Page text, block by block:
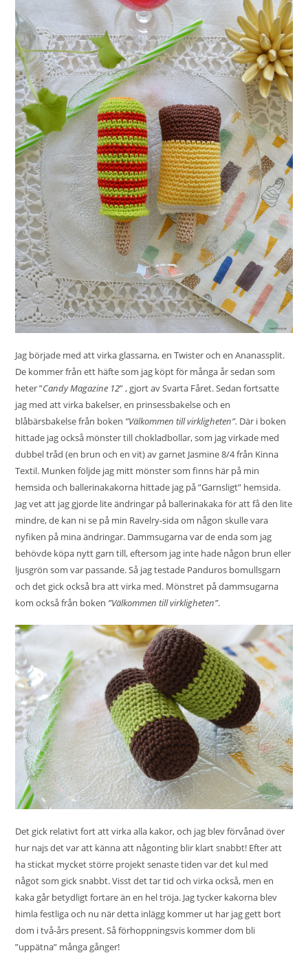
Jag började med att virka glassarna, en Twister och en Ananassplit.
De kommer från ett häfte som jag köpt för många år sedan som
heter ”Candy Magazine 12” , gjort av Svarta Fåret. Sedan fortsatte
jag med att virka bakelser, en prinsessbakelse och en
blåbärsbakelse från boken ”Välkommen till virkligheten”. Där i boken
hittade jag också mönster till chokladbollar, som jag virkade med
dubbel tråd (en brun och en vit) av garnet Jasmine 8/4 från Kinna
Textil. Munken följde jag mitt mönster som finns här på min
hemsidaoch ballerinakakorna hittade jag på ”Garnsligt” hemsida.
Jag vet att jag gjorde lite ändringar på ballerinakaka för att få den lite
mindre, de kan ni se på min Ravelry-sida om någon skulle vara
nyfiken på mina ändringar. Dammsugarna var de enda som jag
behövde köpa nytt garn till, eftersom jag inte hade någon brun eller
ljusgrön som var passande. Så jag testade Panduros bomullsgarn
och det gick också bra att virka med. Mönstret på dammsugarna
kom också från boken ”Välkommen till virkligheten”.
Det gick relativt fort att virka alla kakor, och jag blev förvånad över
hur najs det var att känna att någonting blir klart snabbt! Efter att
ha stickat mycket större projekt senaste tiden var det kul med
något som gick snabbt. Visst det tar tid och virka också, men en
kaka går betydligt fortare än en hel tröja. Jag tycker kakorna blev
himla festliga och nu när detta inlägg kommer ut har jag gett bort
dom i två-års present. Så förhoppningsvis kommer dom bli
”uppätna” många gånger!